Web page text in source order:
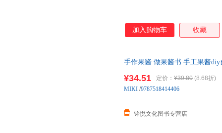
加入购物车 收藏
手作果酱 做果酱书 手工果酱
¥34.51 定价： ¥39.80 (8.68折)
铭悦文化图书专营店
MIKI /9787518414406